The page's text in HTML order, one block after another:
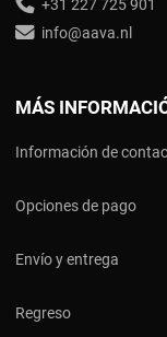
+31 227 725 901
info@aava.nl
MÁS
Información de
Opciones de pago
Envío y entrega
Regreso